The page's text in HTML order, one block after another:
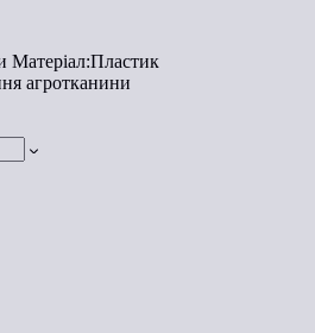
Матеріал:Пластик
агротканини